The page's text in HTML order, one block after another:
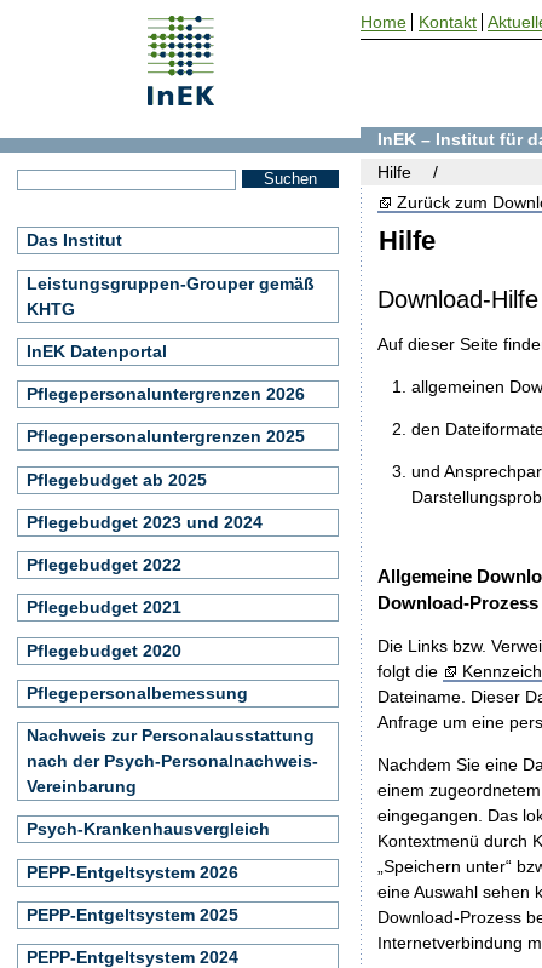
Hilfe
Zurück zum
Download-Hilfe
Auf dieser Seite
allgemeinen
den
und
Allgemeine
Download-Prozess
Die Links bzw.
folgt die
Dateiname. Dieser
Anfrage um eine
Nachdem Sie eine
einem
eingegangen. Das
Kontextmenü durch
„Speichern unter“
eine Auswahl sehen
Download-Prozess
Internetverbindung
InEK – Institut für
Hilfe
Das Institut
Leistungsgruppen-Grouper gemäß
KHTG
InEK Datenportal
Pflegepersonaluntergrenzen 2026
Pflegepersonaluntergrenzen 2025
Pflegebudget ab 2025
Pflegebudget 2023 und 2024
Pflegebudget 2022
Pflegebudget 2021
Pflegebudget 2020
Pflegepersonalbemessung
Nachweis zur Personalausstattung
nach der Psych-Personalnachweis-
Vereinbarung
Psych-Krankenhausvergleich
PEPP-Entgeltsystem 2026
PEPP-Entgeltsystem 2025
PEPP-Entgeltsystem 2024
Home Kontakt